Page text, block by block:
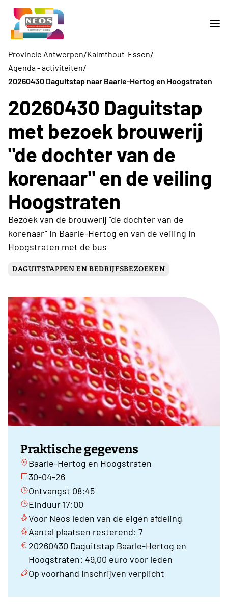
Provincie Antwerpen/Kalmthout-Essen/
Agenda - activiteiten/
20260430 Daguitstap naar Baarle-Hertog en Hoogstraten
20260430 Daguitstap
met bezoek brouwerij
"de dochter van de
korenaar" en de veiling
Hoogstraten
Bezoek van de brouwerij "de dochter van de
korenaar" in Baarle-Hertog en van de veiling in
Hoogstraten met de bus
DAGUITSTAPPEN EN BEDRIJFSBEZOEKEN
Praktische gegevens
Baarle-Hertog en Hoogstraten
30-04-26
Ontvangst 08:45
Einduur 17:00
Voor Neos leden van de eigen afdeling
Aantal plaatsen resterend: 7
20260430 Daguitstap Baarle-Hertog en
Hoogstraten: 49,00 euro voor leden
Op voorhand inschrijven verplicht